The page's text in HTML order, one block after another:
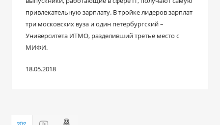
привлекательную зарплату. В тройке лидеров зарплат
три московских вуза и один петербургский –
Университета ИТМО, разделивший третье место с
МИФИ.
18.05.2018